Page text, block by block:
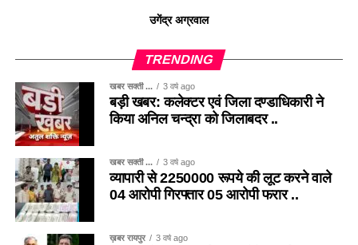
उगेंद्र अग्रवाल
TRENDING
खबर सक्ती ... 3 वर्ष ago
बड़ी खबर: कलेक्टर एवं जिला दण्डाधिकारी ने
किया अनिल चन्द्रा को जिलाबदर ..
खबर सक्ती ... 3 वर्ष ago
व्यापारी से 2250000 रूपये की लूट करने वाले
04 आरोपी गिरफ्तार 05 आरोपी फरार ..
ख़बर रायपुर 3 वर्ष ago